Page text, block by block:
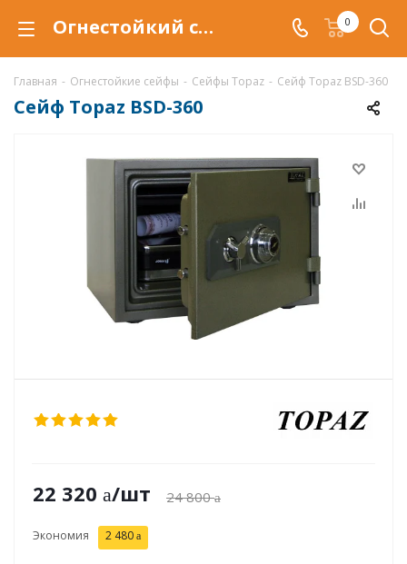
Огнестойкий сейф Topaz BSD-360, сейф BSD-360 0
Главная - Огнестойкие сейфы - Сейфы Topaz - Сейф Topaz BSD-360
Сейф Topaz BSD-360
22 320 /шт 24 800
Экономия 2 480